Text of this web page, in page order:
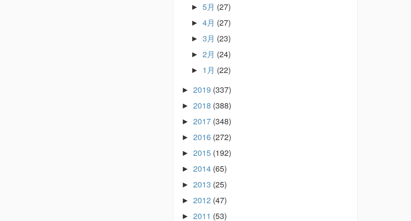
► 5月 (27)
► 4月 (27)
► 3月 (23)
► 2月 (24)
► 1月 (22)
► 2019 (337)
► 2018 (388)
► 2017 (348)
► 2016 (272)
► 2015 (192)
► 2014 (65)
► 2013 (25)
► 2012 (47)
► 2011 (53)